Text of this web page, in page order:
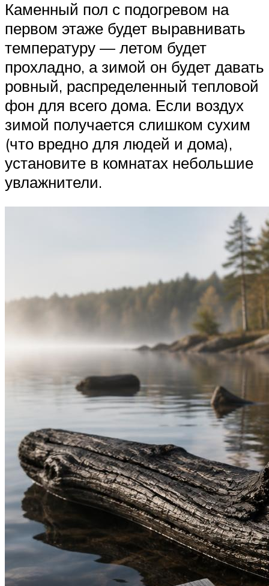
Каменный пол с подогревом на
первом этаже будет выравнивать
температуру — летом будет
прохладно, а зимой он будет давать
ровный, распределенный тепловой
фон для всего дома. Если воздух
зимой получается слишком сухим
(что вредно для людей и дома),
установите в комнатах небольшие
увлажнители.